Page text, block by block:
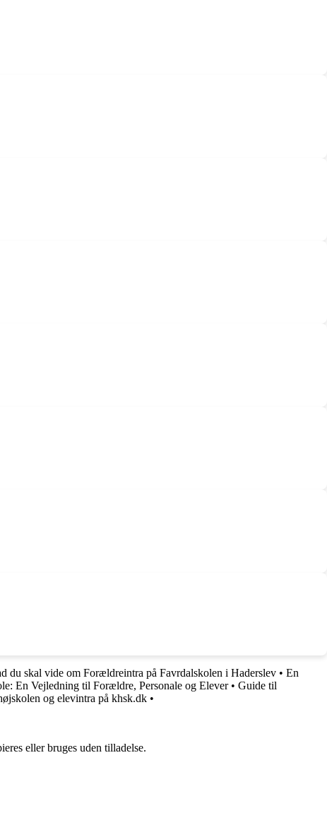
du skal vide om Forældreintra på Favrdalskolen i Haderslev • En
En Vejledning til Forældre, Personale og Elever• Guide til
og elevintra på khsk.dk •
eller bruges uden tilladelse.